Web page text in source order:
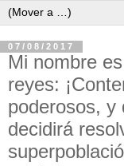
07/08/2017
Mi nombre
reyes:
poderosos, y
decidirá